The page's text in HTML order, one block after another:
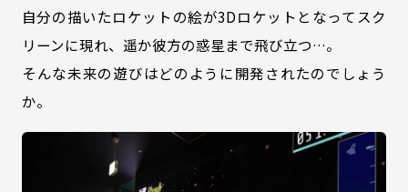
自分の描いたロケットの絵が3Dロケットとなってスク
リーンに現れ、遥か彼方の惑星まで飛び立つ…。
そんな未来の遊びはどのように開発されたのでしょう
か。